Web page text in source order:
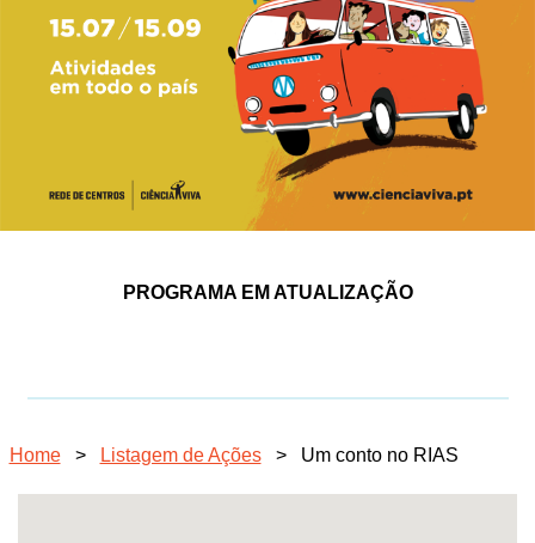
PROGRAMA EM ATUALIZAÇÃO
Home > Listagem de Ações > Um conto no RIAS